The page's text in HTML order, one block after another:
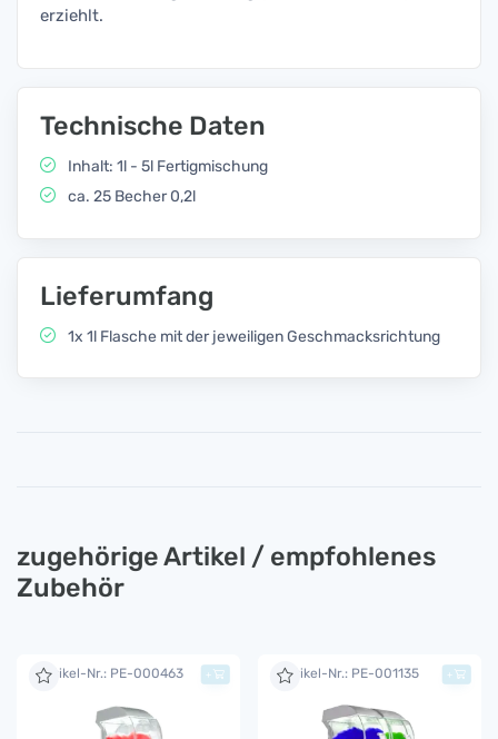
erziehlt.
Technische Daten
Inhalt: 1l - 5l Fertigmischung
ca. 25 Becher 0,2l
Lieferumfang
1x 1l Flasche mit der jeweiligen Geschmacksrichtung
zugehörige Artikel / empfohlenes
Zubehör
Artikel-Nr.: PE-000463 + Artikel-Nr.: PE-001135 +